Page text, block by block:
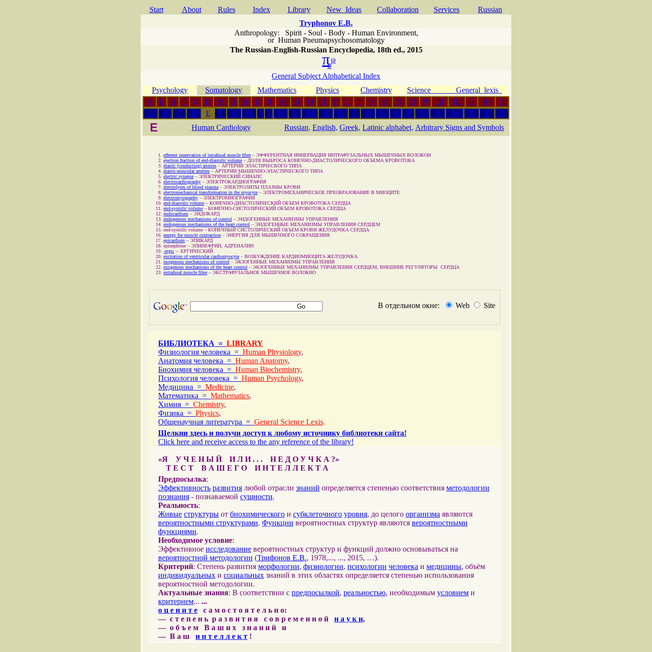
Start About Rules Index Library New Ideas Сollaboration Services
Russian
Tryphonov E.B.
Anthropology: Spirit - Soul - Body - Human Environment,
or Human Pneumapsychosomatology
The Russian-English-Russian Encyclopedia, 18th ed., 2015
πψ
σ
General Subject Alphabetical Index
Psychology
Somatology Mathematics Physics Chemistry
Science General lexis
А
Б В Г Д Е Ж З И К Л М Н О П Р С Т У Ф Х Ц Ч Ш Щ Э Ю
Я
A
B C D E F G H I J K L M N O P Q R S T U V W X Y Z
E Human Cardiology Russian, English, Greek, Latinic alphabet, Arbitrary Signs and Symbols
efferent innervation of intrafusal muscle fibre – ЭФФЕРЕНТНАЯ ИННЕРВАЦИЯ ИНТРАФУЗАЛЬНЫХ МЫШЕЧНЫХ ВОЛОКОН
ejection fraction of end-diastolic volume – ДОЛЯ ВЫБРОСА КОНЕЧНО-ДИАСТОЛИЧЕСКОГО ОБЪЕМА КРОВОТОКА
elastic (conducting) arteries – АРТЕРИИ ЭЛАСТИЧЕСКОГО ТИПА
elastic-muscular arteries – АРТЕРИИ МЫШЕЧНО-ЭЛАСТИЧЕСКОГО ТИПА
electric synapse – ЭЛЕКТРИЧЕСКИЙ СИНАПС
electrocardiography – ЭЛЕКТРОКАРДИОГРАФИЯ
electrolytes of blood plasma – ЭЛЕКТРОЛИТЫ ПЛАЗМЫ КРОВИ
electromechanical transformation in the myocyte – ЭЛЕКТРОМЕХАНИЧЕСКОЕ ПРЕОБРАЗОВАНИЕ В МИОЦИТЕ
electromyography – ЭЛЕКТРОМИОГРАФИЯ
end-diastolic volume – КОНЕЧНО-ДИАСТОЛИЧЕСКИЙ ОБЪЕМ КРОВОТОКА СЕРДЦА
end-systolic volume – КОНЕЧНО-СИСТОЛИЧЕСКИЙ ОБЪЕМ КРОВОТОКА СЕРДЦА
endocardium – ЭНДОКАРД
endogenous mechanisms of control – ЭНДОГЕННЫЕ МЕХАНИЗМЫ УПРАВЛЕНИЯ
endogenous mechanisms of the heart control – ЭНДОГЕННЫЕ МЕХАНИЗМЫ УПРАВЛЕНИЯ СЕРДЦЕМ
end-systolic volume – КОНЕЧНЫЙ СИСТОЛИЧЕСКИЙ ОБЪЕМ КРОВИ ЖЕЛУДОЧКА СЕРДЦА
energy for muscle contraction – ЭНЕРГИЯ ДЛЯ МЫШЕЧНОГО СОКРАЩЕНИЯ
epicardium – ЭПИКАРД
epinephrine – ЭПИНЕФРИН, АДРЕНАЛИН
-ergic – -ЕРГИЧЕСКИЙ
excitation of ventricular cardiomyocyte – ВОЗБУЖДЕНИЕ КАРДИОМИОЦИТА ЖЕЛУДОЧКА
exogenous mechanisms of control – ЭКЗОГЕННЫЕ МЕХАНИЗМЫ УПРАВЛЕНИЯ
exogenous mechanisms of the heart control – ЭКЗОГЕННЫЕ МЕХАНИЗМЫ УПРАВЛЕНИЯ СЕРДЦЕМ, ВНЕШНИЕ РЕГУЛЯТОРЫ СЕРДЦА
extrafusal muscle fibre – ЭКСТРАФУЗАЛЬНОЕ МЫШЕЧНОЕ ВОЛОКНО
В отдельном окне: Web Site
БИБЛИОТЕКА = LIBRARY
Физиология человека = Human Physiology,
Анатомия человека = Human Anatomy,
Биохимия человека = Human Biochemistry,
Психология человека = Human Psychology,
Медицина = Medicine,
Математика = Mathematics,
Химия = Chemistry,
Физика = Physics,
Общенаучная литература = General Science Lexis.
Щелкни здесь и получи доступ к любому источнику библиотеки сайта!
Click here and receive access to the any reference of the library!
«Я У Ч Е Н Ы Й И Л И . . . Н Е Д О У Ч К А ?»
Т Е С Т В А Ш Е Г О И Н Т Е Л Л Е К Т А
Предпосылка:
Эффективность развития любой отрасли знаний определяется степенью соответствия методологии
познания - познаваемой сущности.
Реальность:
Живые структуры от биохимического и субклеточного уровня, до целого организма являются
вероятностными структурами. Функции вероятностных структур являются вероятностными
функциями.
Необходимое условие:
Эффективное исследование вероятностных структур и функций должно основываться на
вероятностной методологии (Трифонов Е.В., 1978,..., ..., 2015, …).
Критерий: Степень развития морфологии, физиологии, психологии человека и медицины, объём
индивидуальных и социальных знаний в этих областях определяется степенью использования
вероятностной методологии.
Актуальные знания: В соответствии с предпосылкой, реальностью, необходимым условием и
критерием... ...
о ц е н и т е с а м о с т о я т е л ь н о:
— с т е п е н ь р а з в и т и я с о в р е м е н н о й н а у к и,
— о б ъ е м В а ш и х з н а н и й и
— В а ш и н т е л л е к т !